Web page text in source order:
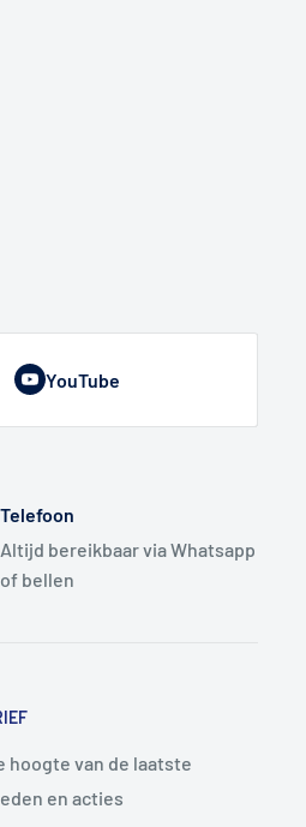
YouTube
Telefoon
Altijd bereikbaar via Whatsapp
of bellen
hoogte van de laatste
en acties